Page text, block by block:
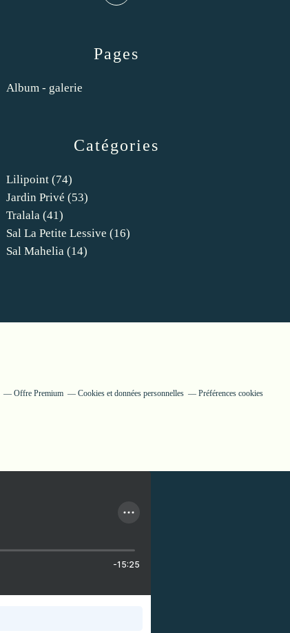
Catégories
Lilipoint (74)
Jardin Privé (53)
Tralala (41)
Sal La Petite Lessive (16)
Sal Mahelia (14)
Pages
Album - galerie
Offre Premium Cookies et données personnelles Préférences cookies
-15:25